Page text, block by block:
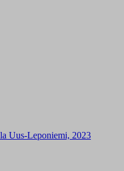
Uus-Leponiemi, 2023